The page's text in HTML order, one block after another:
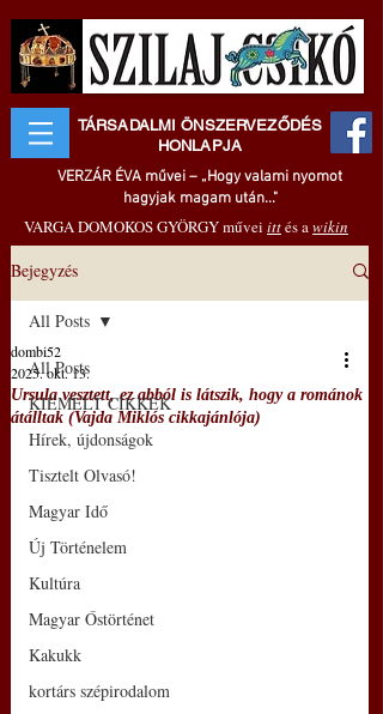
TÁRSADALMI ÖNSZERVEZŐDÉS
HONLAPJA
VERZÁR ÉVA művei – „Hogy valami nyomot
hagyjak magam után..."
VARGA DOMOKOS GYÖRGY művei ittés awikin
Bejegyzés
All Posts
KIEMELT CIKKEK
Hírek, újdonságok
Tisztelt Olvasó!
Magyar Idő
Új Történelem
Kultúra
Magyar Őstörténet
Kakukk
kortárs szépirodalom
All Posts
Ursula vesztett, ez abból is látszik, hogy a románok
átálltak (Vajda Miklós cikkajánlója)
dombi52
2025. okt. 13.